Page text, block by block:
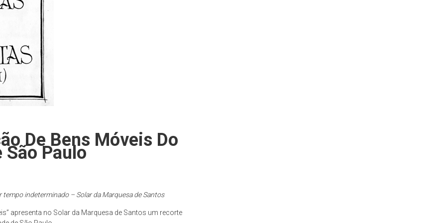
De Bens Móveis Do
São Paulo
indeterminado – Solar da Marquesa de Santos
apresenta no Solar da Marquesa de Santos um recorte